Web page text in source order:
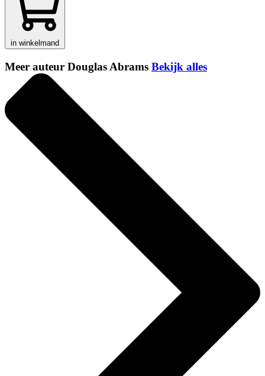
in winkelmand
Meer auteur Douglas Abrams Bekijk alles